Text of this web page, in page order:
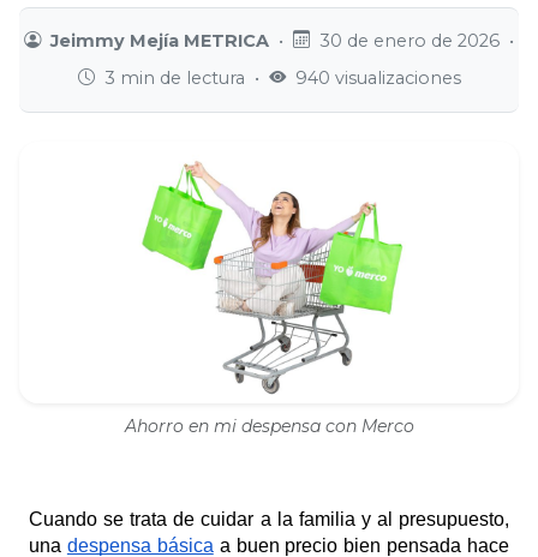
Jeimmy Mejía METRICA • 30 de enero de 2026 •
3 min de lectura • 940 visualizaciones
Ahorro en mi despensa con Merco
Cuando se trata de cuidar a la familia y al presupuesto,
una despensa básica a buen precio bien pensada hace